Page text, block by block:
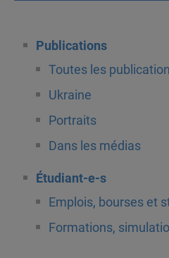
Publications
Toutes les
Ukraine
Portraits
Dans les médias
Étudiant-e-s
Emplois, bourses et
Formations,